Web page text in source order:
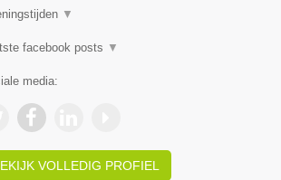
▼
facebook posts ▼
media:
VOLLEDIG PROFIEL